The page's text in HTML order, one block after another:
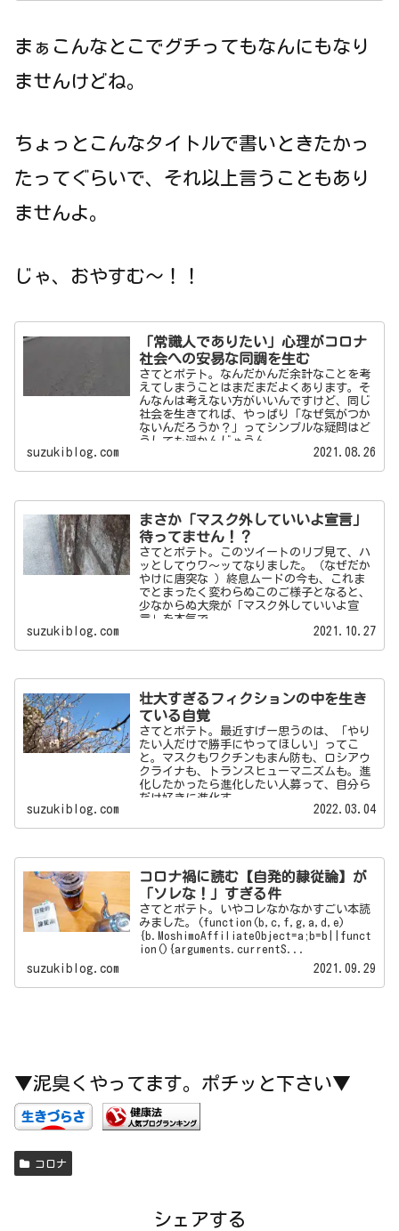
まぁこんなとこでグチってもなんにもなり
ませんけどね。
ちょっとこんなタイトルで書いときたかっ
たってぐらいで、それ以上言うこともあり
ませんよ。
じゃ、おやすむ～！！
「常識人でありたい」心理がコロナ
社会への安易な同調を生む
さてとポテト。なんだかんだ余計なことを考
えてしまうことはまだまだよくあります。そ
んなんは考えない方がいいんですけど、同じ
社会を生きてれば、やっぱり「なぜ気がつか
ないんだろうか？」ってシンプルな疑問はど
うしても浮かんじゃうん...
suzukiblog.com 2021.08.26
まさか「マスク外していいよ宣言」
待ってません！？
さてとポテト。このツイートのリプ見て、ハ
ッとしてウワ～ッてなりました。（なぜだか
やけに唐突な ）終息ムードの今も、これま
でとまったく変わらぬこのご様子となると、
少なからぬ大衆が「マスク外していいよ宣
言」を本気で...
suzukiblog.com 2021.10.27
壮大すぎるフィクションの中を生き
ている自覚
さてとポテト。最近すげー思うのは、「やり
たい人だけで勝手にやってほしい」ってこ
と。マスクもワクチンもまん防も、ロシアウ
クライナも、トランスヒューマニズムも。進
化したかったら進化したい人募って、自分ら
だけ好きに進化す...
suzukiblog.com 2022.03.04
コロナ禍に読む【自発的隷従論】が
「ソレな！」すぎる件
さてとポテト。いやコレなかなかすごい本読
みました。(function(b,c,f,g,a,d,e)
{b.MoshimoAffiliateObject=a;b=b||funct
ion(){arguments.currentS...
suzukiblog.com 2021.09.29
▼泥臭くやってます。ポチッと下さい▼
コロナ
シェアする